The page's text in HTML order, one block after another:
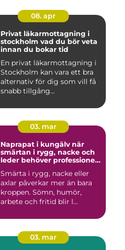
08. apr
Privat läkarmottagning i
stockholm vad du bör veta
innan du bokar tid
En privat läkarmottagning i
Stockholm kan vara ett bra
alternativ för dig som vill få
snabb tillgång...
03. mar
Naprapat i kungälv när
smärtan i rygg, nacke och
leder behöver professionell
Smärta i rygg, nacke eller
axlar påverkar mer än bara
kroppen. Sömn, humör,
arbete och fritid blir l...
03. mar